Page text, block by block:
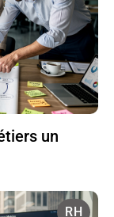
un
RH